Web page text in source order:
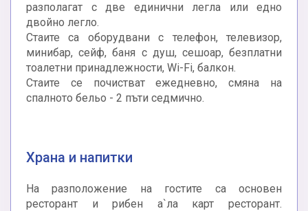
разполагат с две единични легла или едно
двойно легло.
Стаите са оборудвани с телефон, телевизор,
минибар, сейф, баня с душ, сешоар, безплатни
тоалетни принадлежности, Wi-Fi, балкон.
Стаите се почистват ежедневно, смяна на
спалното бельо - 2 пъти седмично.
Храна и напитки
На разположение на гостите са основен
ресторант и рибен а`ла карт ресторант.